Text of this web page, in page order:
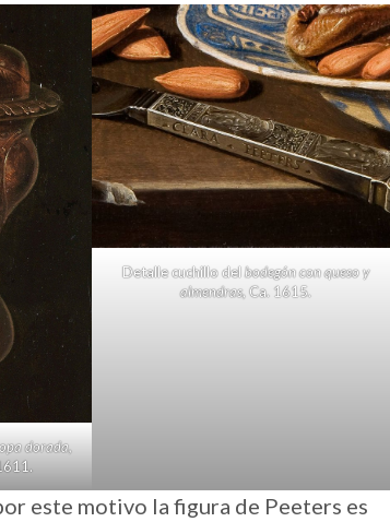
dorada,
Detalle cuchillo delbodegón con queso y
almendras, Ca. 1615.
este motivo la figura de Peeters es